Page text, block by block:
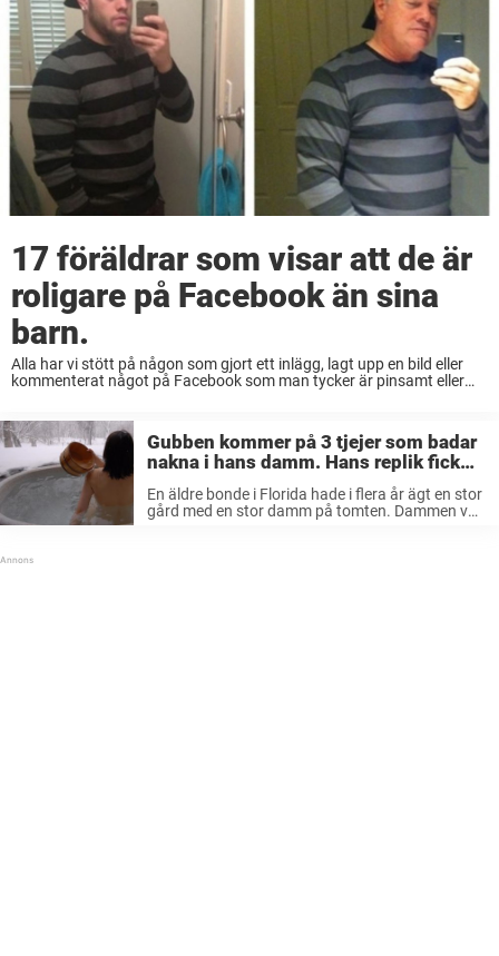
17 föräldrar som visar att de är
roligare på Facebook än sina
barn.
Alla har vi stött på någon som gjort ett inlägg, lagt upp en bild eller
kommenterat något på Facebook som man tycker är pinsamt eller
Gubben kommer på 3 tjejer som badar
nakna i hans damm. Hans replik fick
En äldre bonde i Florida hade i flera år ägt en stor
gård med en stor damm på tomten. Dammen var